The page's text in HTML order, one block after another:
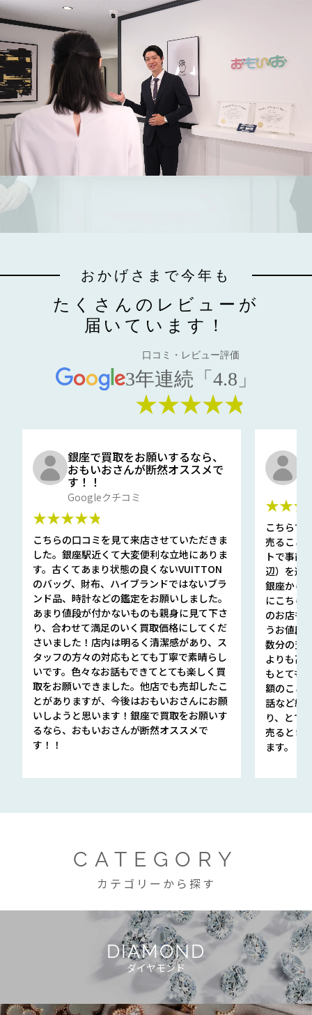
おかげさまで今年も
たくさんのレビューが
届いています！
口コミ・レビュー評価
3年連続「4.8」
★★★★★
銀座で買取をお願いするなら、
おもいおさんが断然オススメで
す！！
Googleクチコミ
★★★★★
こちらの口コミを見て来店させていただきま
した。銀座駅近くて大変便利な立地にありま
す。古くてあまり状態の良くないVUITTON
のバッグ、財布、ハイブランドではないブラ
ンド品、時計などの鑑定をお願いしました。
あまり値段が付かないものも親身に見て下さ
り、合わせて満足のいく買取価格にしてくだ
さいました！店内は明るく清潔感があり、ス
タッフの方々の対応もとても丁寧で素晴らし
いです。色々なお話もできてとても楽しく買
取をお願いできました。他店でも売却したこ
とがありますが、今後はおもいおさんにお願
いしようと思います！銀座で買取をお願いす
るなら、おもいおさんが断然オススメで
す！！
こちらで
売ること
トで事前
辺）を選
銀座から
にこちら
のお店も
うお値段
数分の査
よりも高
もとても
額のこと
話など細
り、とて
売るとき
ます。
CATEGORY
カテゴリーから探す
DIAMOND
ダイヤモンド